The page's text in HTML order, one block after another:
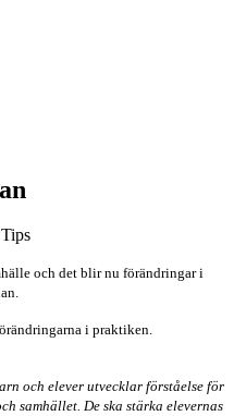
och det blir nu förändringar i
i praktiken.
och elever utvecklar förståelse för
samhället. De ska stärka elevernas